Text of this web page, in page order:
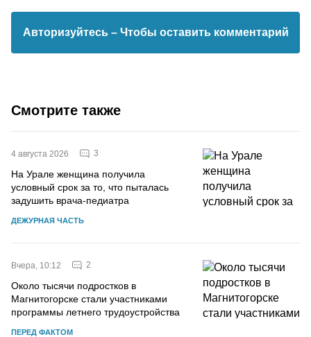
Авторизуйтесь – Чтобы оставить комментарий
Смотрите также
4 августа 2026 3
На Урале женщина получила
условный срок за то, что пыталась
задушить врача-педиатра
ДЕЖУРНАЯ ЧАСТЬ
Вчера, 10:12 2
Около тысячи подростков в
Магнитогорске стали участниками
программы летнего трудоустройства
ПЕРЕД ФАКТОМ